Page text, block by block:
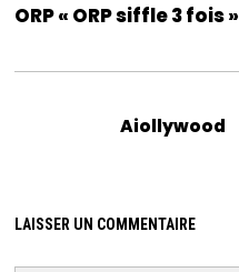
ORP « ORP siffle 3 fois »
Aiollywood
LAISSER UN COMMENTAIRE